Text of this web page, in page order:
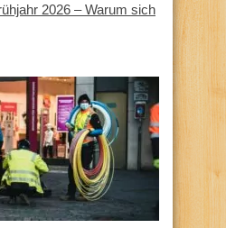
2026 – Warum sich